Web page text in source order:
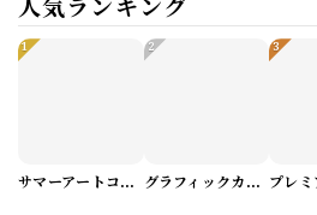
人気ランキング
1
サマーアートコーデセット（5パターン） M1048
2
グラフィックカーゴショートパンツ M1029
3